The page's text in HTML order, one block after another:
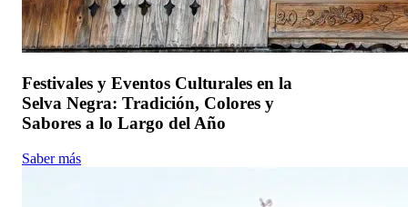
Festivales y Eventos Culturales en la
Selva Negra: Tradición, Colores y
Sabores a lo Largo del Año
Saber más